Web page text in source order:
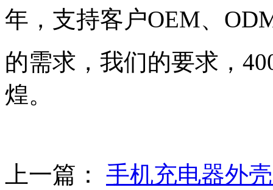
年，支持客户OEM、
的需求，我们的要求，
煌。
上一篇： 手机充电器外